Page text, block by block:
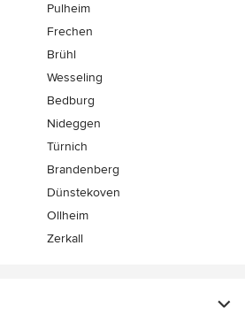
Pulheim
Frechen
Brühl
Wesseling
Bedburg
Nideggen
Türnich
Brandenberg
Dünstekoven
Ollheim
Zerkall